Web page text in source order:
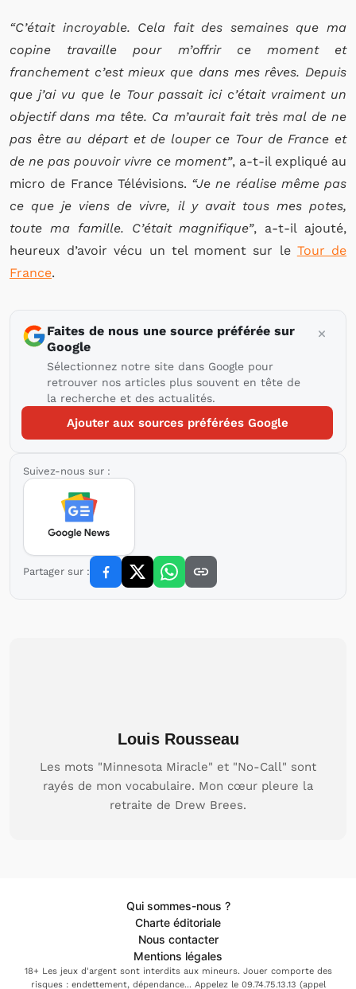
“C’était incroyable. Cela fait des semaines que ma
copine travaille pour m’offrir ce moment et
franchement c’est mieux que dans mes rêves. Depuis
que j’ai vu que le Tour passait ici c’était vraiment un
objectif dans ma tête. Ca m’aurait fait très mal de ne
pas être au départ et de louper ce Tour de France et
de ne pas pouvoir vivre ce moment”, a-t-il expliqué au
micro de France Télévisions. “Je ne réalise même pas
ce que je viens de vivre, il y avait tous mes potes,
toute ma famille. C’était magnifique”, a-t-il ajouté,
heureux d’avoir vécu un tel moment sur le Tour de
France.
Faites de nous une source préférée sur
Google
Sélectionnez notre site dans Google pour
retrouver nos articles plus souvent en tête de
la recherche et des actualités.
Ajouter aux sources préférées Google
Suivez-nous sur :
Partager sur :
Louis Rousseau
Les mots "Minnesota Miracle" et "No-Call" sont
rayés de mon vocabulaire. Mon cœur pleure la
retraite de Drew Brees.
Qui sommes-nous ?
Charte éditoriale
Nous contacter
Mentions légales
18+ Les jeux d'argent sont interdits aux mineurs. Jouer comporte des
risques : endettement, dépendance... Appelez le 09.74.75.13.13 (appel